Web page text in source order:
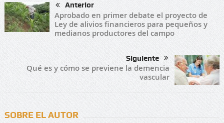
Anterior
Aprobado en primer debate el proyecto de
Ley de alivios financieros para pequeños y
medianos productores del campo
Siguiente
Qué es y cómo se previene la demencia
vascular
SOBRE EL AUTOR